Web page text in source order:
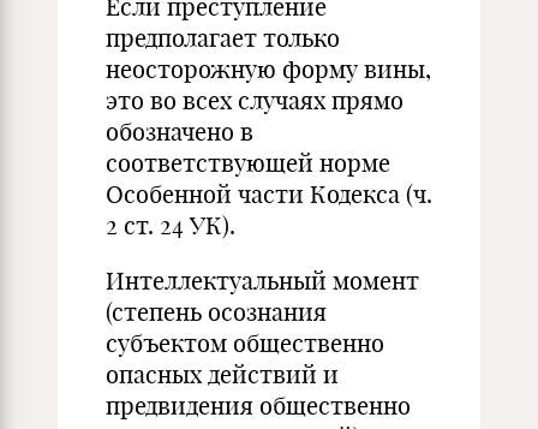
Если преступление
предполагает только
неосторожную форму вины,
это во всех случаях прямо
обозначено в
соответствующей норме
Особенной части Кодекса (ч.
2 ст. 24 УК).
Интеллектуальный момент
(степень осознания
субъектом общественно
опасных действий и
предвидения общественно